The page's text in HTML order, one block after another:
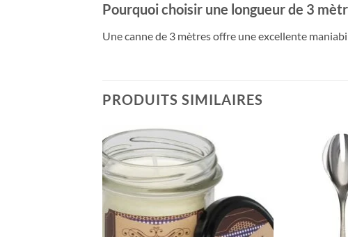
Pourquoi choisir une longueur de 3
Une canne de 3 mètres offre une excellente
PRODUITS SIMILAIRES